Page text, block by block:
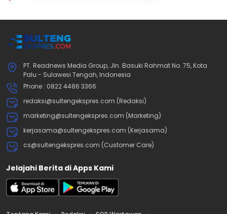
PT. Readnews Media Group, Jln. Basuki Rahmat No. 75, Kota
Palu - Sulawesi Tengah, Indonesia
Phone : 0822 4486 3366
redaksi@sultengekspres.com (Redaksi)
marketing@sultengekspres.com (Marketing)
kerjasama@sultengekspres.com (Kerjasama)
cs@sultengekspres.com (Customer Care)
Jelajahi Berita di Apps Kami